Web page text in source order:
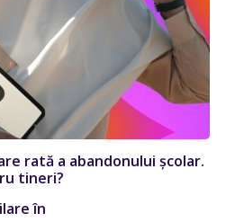
rată a abandonului școlar.
tineri?
în